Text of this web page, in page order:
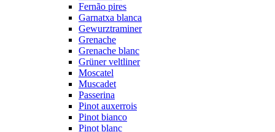
Fernão pires
Garnatxa blanca
Gewurztraminer
Grenache
Grenache blanc
Grüner veltliner
Moscatel
Muscadet
Passerina
Pinot auxerrois
Pinot bianco
Pinot blanc